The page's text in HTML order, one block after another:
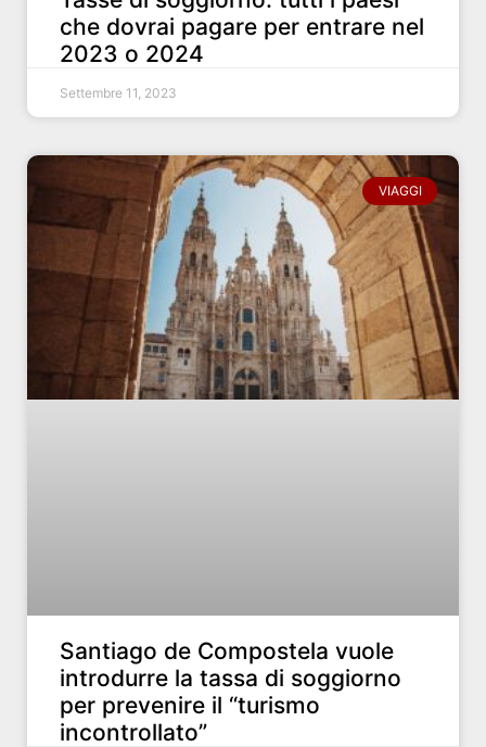
che dovrai pagare per entrare nel
2023 o 2024
Settembre 11, 2023
VIAGGI
Santiago de Compostela vuole
introdurre la tassa di soggiorno
per prevenire il “turismo
incontrollato”